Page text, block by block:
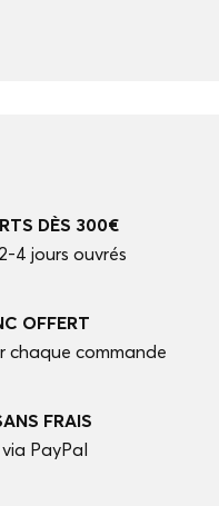
DÈS 300€
4 jours ouvrés
OFFERT
chaque commande
FRAIS
PayPal